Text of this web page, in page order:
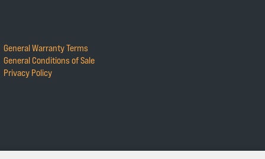
General Warranty Terms
General Conditions of Sale
Privacy Policy